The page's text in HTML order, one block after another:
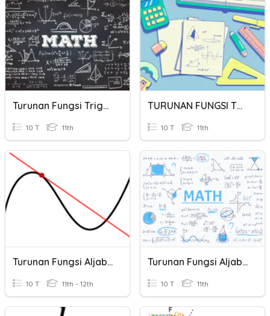
Turunan Fungsi Trigonometri
10 T 11th
TURUNAN FUNGSI TRIGONOMETRI
10 T 11th
Turunan Fungsi Aljabar
10 T 11th - 12th
Turunan Fungsi Aljabar
10 T 11th